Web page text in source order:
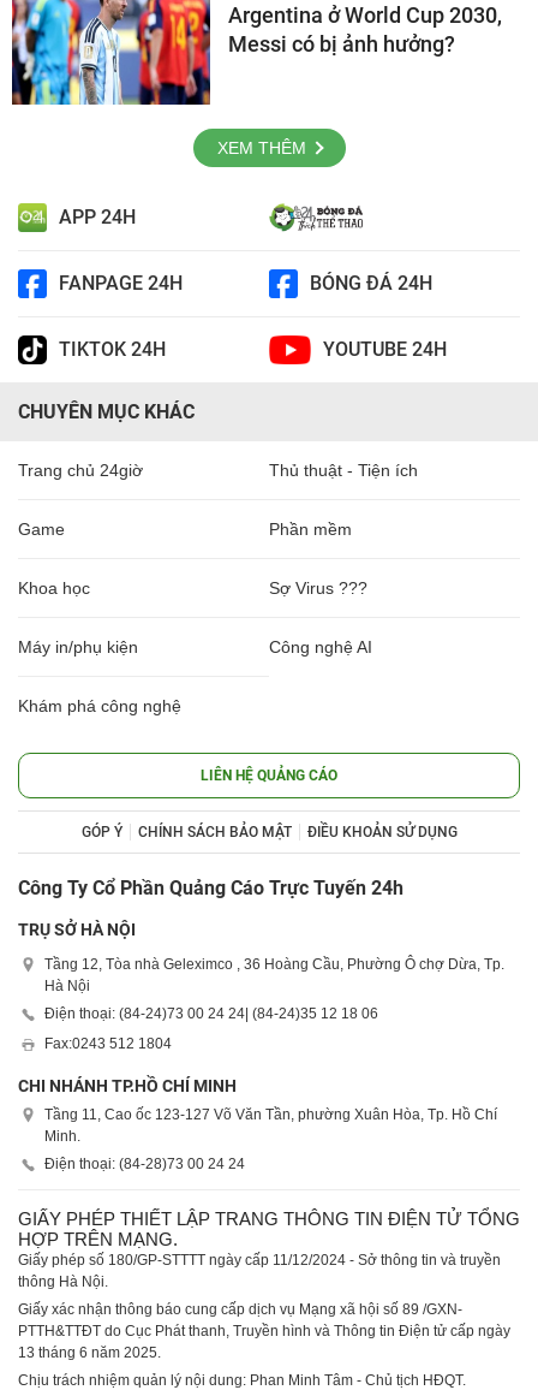
Argentina ở World Cup 2030,
Messi có bị ảnh hưởng?
XEM THÊM
APP 24H
FANPAGE 24H BÓNG ĐÁ 24H
TIKTOK 24H YOUTUBE 24H
CHUYÊN MỤC KHÁC
Trang chủ 24giờ Thủ thuật - Tiện ích
Game Phần mềm
Khoa học Sợ Virus ???
Máy in/phụ kiện Công nghệ AI
Khám phá công nghệ
LIÊN HỆ QUẢNG CÁO
GÓP Ý CHÍNH SÁCH BẢO MẬT ĐIỀU KHOẢN SỬ DỤNG
Công Ty Cổ Phần Quảng Cáo Trực Tuyến 24h
TRỤ SỞ HÀ NỘI
Tầng 12, Tòa nhà Geleximco , 36 Hoàng Cầu, Phường Ô chợ Dừa, Tp.
Hà Nội
Điện thoại: (84-24)73 00 24 24 | (84-24)35 12 18 06
Fax:0243 512 1804
CHI NHÁNH TP.HỒ CHÍ MINH
Tầng 11, Cao ốc 123-127 Võ Văn Tần, phường Xuân Hòa, Tp. Hồ Chí
Minh.
Điện thoại: (84-28)73 00 24 24
GIẤY PHÉP THIẾT LẬP TRANG THÔNG TIN ĐIỆN TỬ TỔNG
HỢP TRÊN MẠNG.
Giấy phép số 180/GP-STTTT ngày cấp 11/12/2024 - Sở thông tin và truyền
thông Hà Nội.
Giấy xác nhận thông báo cung cấp dịch vụ Mạng xã hội số 89 /GXN-
PTTH&TTĐT do Cục Phát thanh, Truyền hình và Thông tin Điện tử cấp ngày
13 tháng 6 năm 2025.
Chịu trách nhiệm quản lý nội dung: Phan Minh Tâm - Chủ tịch HĐQT.